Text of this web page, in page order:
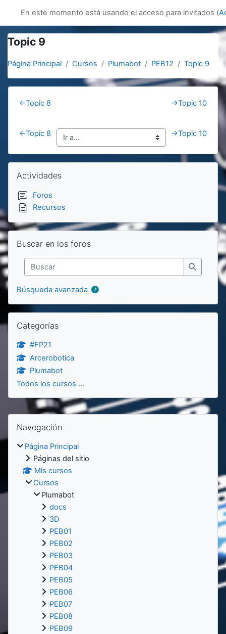
innovacion
En este momento está usando el acceso para invitados (
Topic 9
Página Principal Cursos Plumabot PEB12 Topic 9
Section outline
←Topic 8 →Topic 10
←Topic 8 →Topic 10
Bloques
Salta Actividades
Actividades
Foros
Recursos
Salta Buscar en los foros
Buscar en los foros
Buscar
Buscar
Búsqueda avanzada
Salta Categorías
Categorías
#FP21
Arcerobotica
Plumabot
Todos los cursos ...
Bloques
Salta Navegación
Navegación
Página Principal
Páginas del sitio
Mis cursos
Cursos
Plumabot
docs
3D
PEB01
PEB02
PEB03
PEB04
PEB05
PEB06
PEB07
PEB08
PEB09